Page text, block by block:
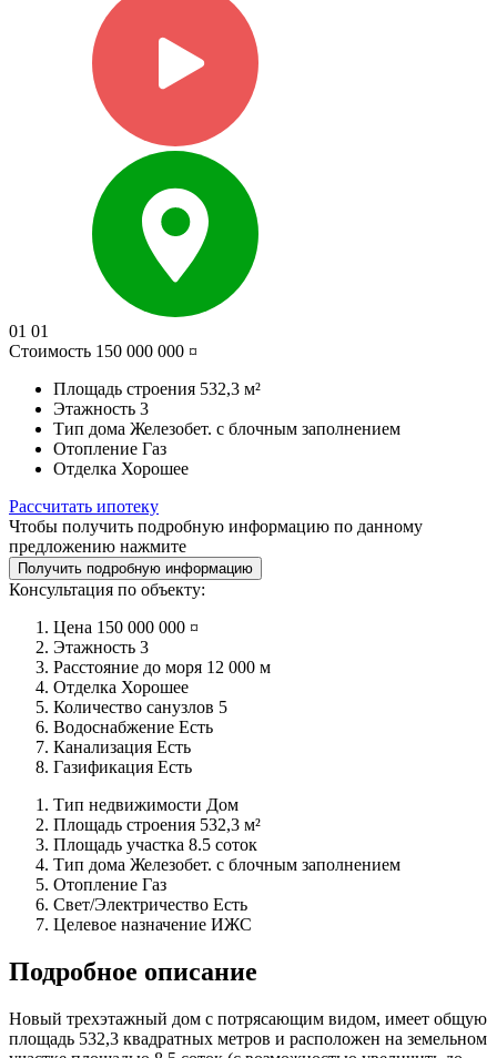
01 01
Стоимость 150 000 000 ¤
Площадь строения 532,3 м²
Этажность 3
Тип дома Железобет. с блочным заполнением
Отопление Газ
Отделка Хорошее
Рассчитать ипотеку
Чтобы получить подробную информацию по данному
предложению нажмите
Получить подробную информацию
Консультация по объекту:
Цена 150 000 000 ¤
Этажность 3
Расстояние до моря 12 000 м
Отделка Хорошее
Количество санузлов 5
Водоснабжение Есть
Канализация Есть
Газификация Есть
Тип недвижимости Дом
Площадь строения 532,3 м²
Площадь участка 8.5 соток
Тип дома Железобет. с блочным заполнением
Отопление Газ
Свет/Электричество Есть
Целевое назначение ИЖС
Подробное описание
Новый трехэтажный дом с потрясающим видом, имеет общую
площадь 532,3 квадратных метров и расположен на земельном